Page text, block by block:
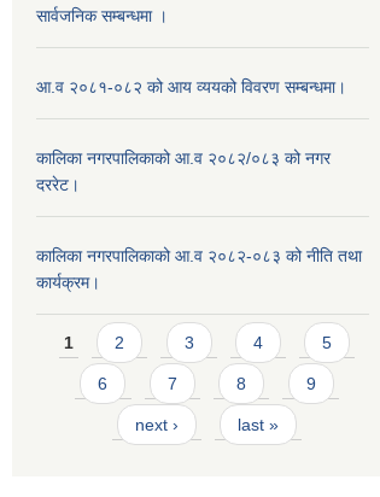
सार्वजनिक सम्बन्धमा ।
आ.व २०८१-०८२ को आय व्ययको विवरण सम्बन्धमा।
कालिका नगरपालिकाको आ.व २०८२/०८३ को नगर
दररेट।
कालिका नगरपालिकाको आ.व २०८२-०८३ को नीति तथा
कार्यक्रम।
Pages
1 2 3 4 5
6 7 8 9
next › last »